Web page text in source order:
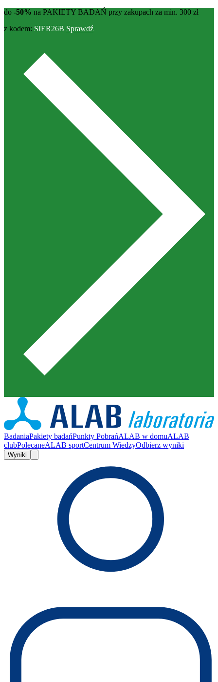
do -50% na PAKIETY BADAŃ przy zakupach za min. 300 zł
z kodem: SIER26B Sprawdź
BadaniaPakiety badańPunkty PobrańALAB w domuALAB
clubPolecaneALAB sportCentrum WiedzyOdbierz wyniki
Wyniki